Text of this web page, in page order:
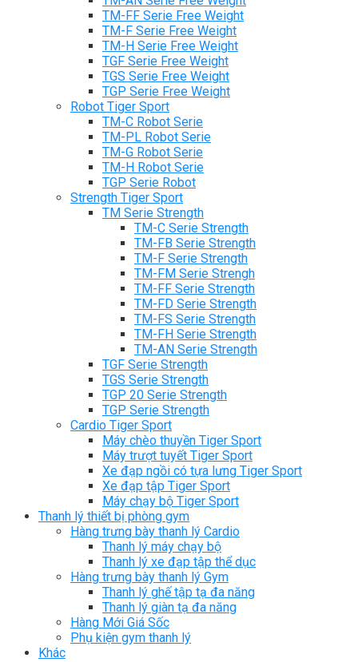
TM-FF Serie Free Weight
TM-F Serie Free Weight
TM-H Serie Free Weight
TGF Serie Free Weight
TGS Serie Free Weight
TGP Serie Free Weight
Robot Tiger Sport
TM-C Robot Serie
TM-PL Robot Serie
TM-G Robot Serie
TM-H Robot Serie
TGP Serie Robot
Strength Tiger Sport
TM Serie Strength
TM-C Serie Strength
TM-FB Serie Strength
TM-F Serie Strength
TM-FM Serie Strengh
TM-FF Serie Strength
TM-FD Serie Strength
TM-FS Serie Strength
TM-FH Serie Strength
TM-AN Serie Strength
TGF Serie Strength
TGS Serie Strength
TGP 20 Serie Strength
TGP Serie Strength
Cardio Tiger Sport
Máy chèo thuyền Tiger Sport
Máy trượt tuyết Tiger Sport
Xe đạp ngồi có tựa lưng Tiger Sport
Xe đạp tập Tiger Sport
Máy chạy bộ Tiger Sport
Thanh lý thiết bị phòng gym
Hàng trưng bày thanh lý Cardio
Thanh lý máy chạy bộ
Thanh lý xe đạp tập thể dục
Hàng trưng bày thanh lý Gym
Thanh lý ghế tập tạ đa năng
Thanh lý giàn tạ đa năng
Hàng Mới Giá Sốc
Phụ kiện gym thanh lý
Khác